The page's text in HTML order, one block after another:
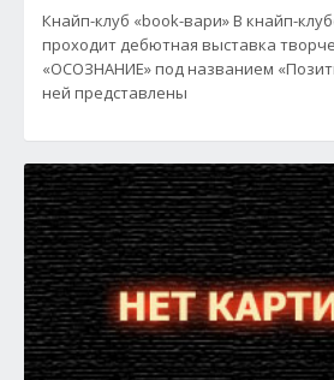
Кнайп-клуб «book-вари» В кнайп-
проходит дебютная выставка
«ОСОЗНАНИЕ» под названием
ней представлены